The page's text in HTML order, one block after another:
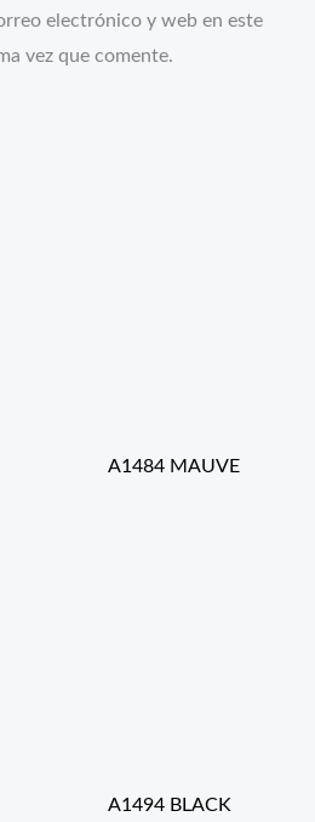
electrónico y web en este
vez que comente.
A1484 MAUVE
A1494 BLACK